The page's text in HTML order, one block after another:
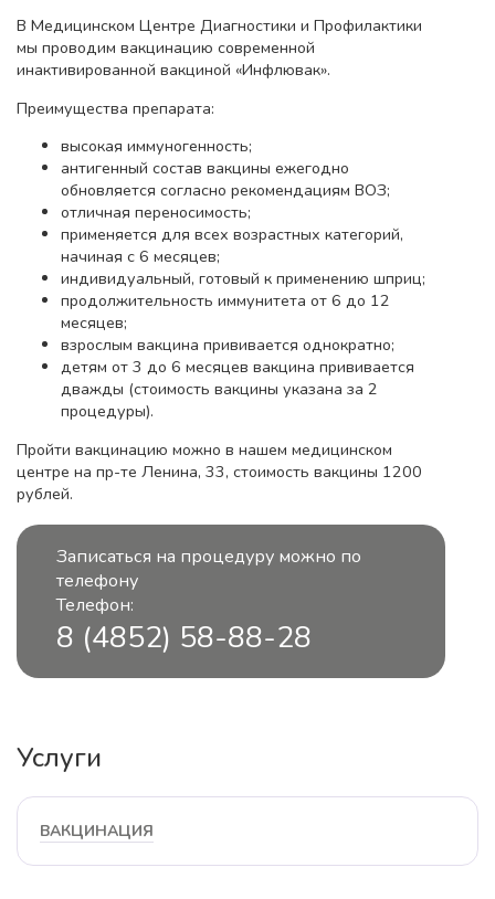
В Медицинском Центре Диагностики и Профилактики
мы проводим вакцинацию современной
инактивированной вакциной «Инфлювак».
Преимущества препарата:
высокая иммуногенность;
антигенный состав вакцины ежегодно
обновляется согласно рекомендациям ВОЗ;
отличная переносимость;
применяется для всех возрастных категорий,
начиная с 6 месяцев;
индивидуальный, готовый к применению шприц;
продолжительность иммунитета от 6 до 12
месяцев;
взрослым вакцина прививается однократно;
детям от 3 до 6 месяцев вакцина прививается
дважды (стоимость вакцины указана за 2
процедуры).
Пройти вакцинацию можно в нашем медицинском
центре на пр-те Ленина, 33, стоимость вакцины 1200
рублей.
Записаться на процедуру можно по
телефону
Телефон:
8 (4852) 58-88-28
Услуги
ВАКЦИНАЦИЯ